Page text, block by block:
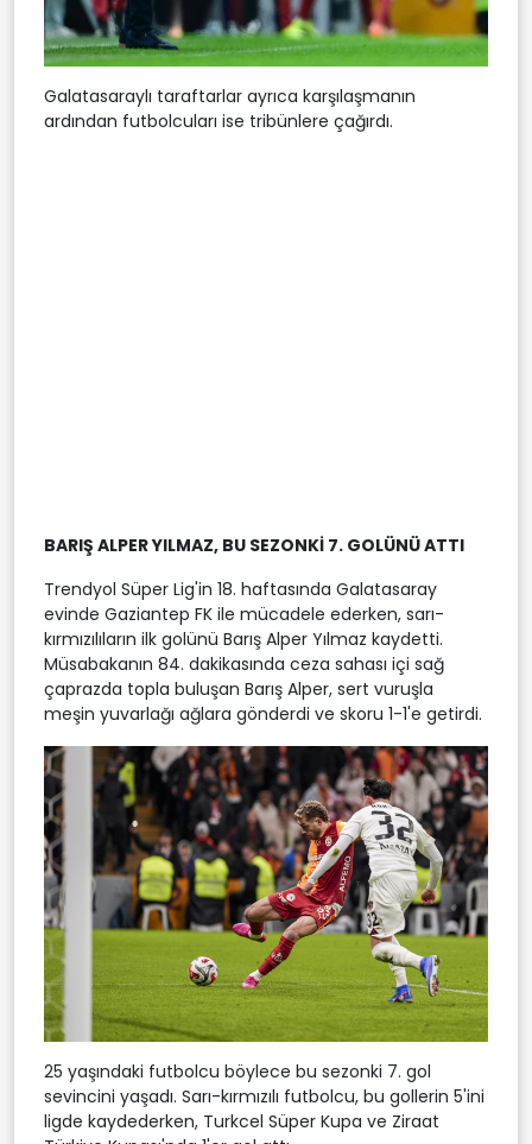
Galatasaraylı taraftarlar ayrıca karşılaşmanın
ardından futbolcuları ise tribünlere çağırdı.
BARIŞ ALPER YILMAZ, BU SEZONKİ 7. GOLÜNÜ ATTI
Trendyol Süper Lig'in 18. haftasında Galatasaray
evinde Gaziantep FK ile mücadele ederken, sarı-
kırmızılıların ilk golünü Barış Alper Yılmaz kaydetti.
Müsabakanın 84. dakikasında ceza sahası içi sağ
çaprazda topla buluşan Barış Alper, sert vuruşla
meşin yuvarlağı ağlara gönderdi ve skoru 1-1'e getirdi.
25 yaşındaki futbolcu böylece bu sezonki 7. gol
sevincini yaşadı. Sarı-kırmızılı futbolcu, bu gollerin 5'ini
ligde kaydederken, Turkcel Süper Kupa ve Ziraat